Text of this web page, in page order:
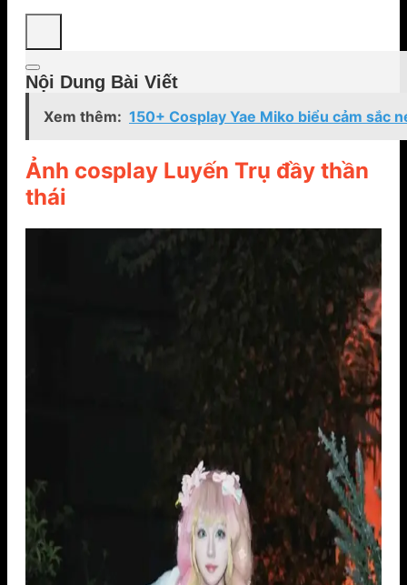
Nội Dung Bài Viết
Xem thêm: 150+ Cosplay Yae Miko biểu cảm sắc
Ảnh cosplay Luyến Trụ đầy thần
thái